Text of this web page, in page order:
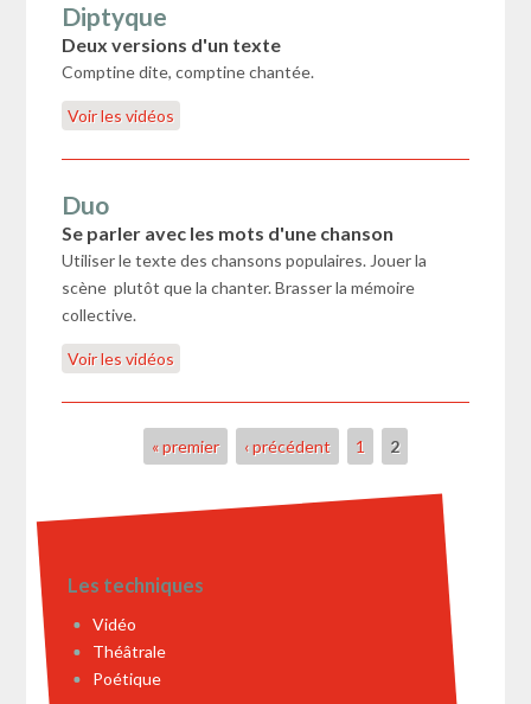
Diptyque
Deux versions d'un texte
Comptine dite, comptine chantée.
Voir les vidéos
Duo
Se parler avec les mots d'une chanson
Utiliser le texte des chansons populaires. Jouer la
scène plutôt que la chanter. Brasser la mémoire
collective.
Voir les vidéos
« premier ‹ précédent 1 2
Les techniques
Vidéo
Théâtrale
Poétique